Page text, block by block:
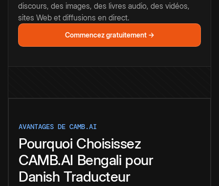
discours, des images, des livres audio, des vidéos,
sites Web et diffusions en direct.
Commencez gratuitement →
AVANTAGES DE CAMB.AI
Pourquoi Choisissez
CAMB.AI Bengali pour
Danish Traducteur